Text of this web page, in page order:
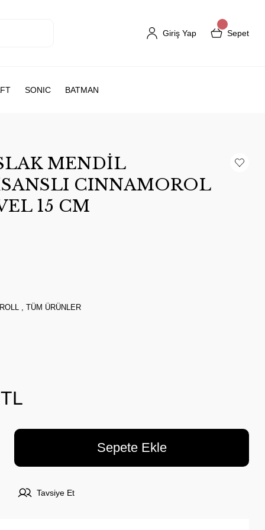
Giriş Yap Sepet
SONIC BATMAN
MENDİL
CINNAMOROL
15 CM
, TÜM ÜRÜNLER
Sepete Ekle
Tavsiye Et